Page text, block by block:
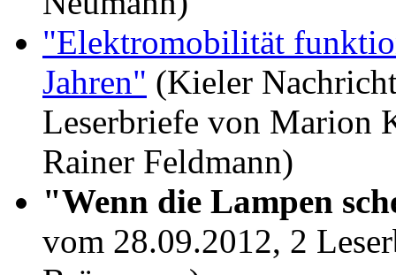
"Elektromobilität
Jahren" (Kieler
Leserbriefe von Marion
Rainer Feldmann)
"Wenn die Lampen
vom 28.09.2012, 2